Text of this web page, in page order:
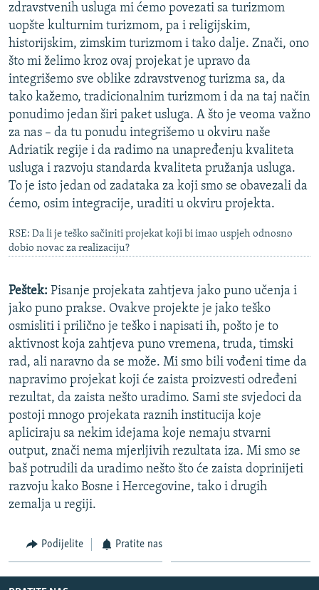
zdravstvenih usluga mi ćemo povezati sa turizmom
uopšte kulturnim turizmom, pa i religijskim,
historijskim, zimskim turizmom i tako dalje. Znači, ono
što mi želimo kroz ovaj projekat je upravo da
integrišemo sve oblike zdravstvenog turizma sa, da
tako kažemo, tradicionalnim turizmom i da na taj način
ponudimo jedan širi paket usluga. A što je veoma važno
za nas – da tu ponudu integrišemo u okviru naše
Adriatik regije i da radimo na unapređenju kvaliteta
usluga i razvoju standarda kvaliteta pružanja usluga.
To je isto jedan od zadataka za koji smo se obavezali da
ćemo, osim integracije, uraditi u okviru projekta.
RSE: Da li je teško sačiniti projekat koji bi imao uspjeh odnosno
dobio novac za realizaciju?
Peštek: Pisanje projekata zahtjeva jako puno učenja i
jako puno prakse. Ovakve projekte je jako teško
osmisliti i prilično je teško i napisati ih, pošto je to
aktivnost koja zahtjeva puno vremena, truda, timski
rad, ali naravno da se može. Mi smo bili vođeni time da
napravimo projekat koji će zaista proizvesti određeni
rezultat, da zaista nešto uradimo. Sami ste svjedoci da
postoji mnogo projekata raznih institucija koje
apliciraju sa nekim idejama koje nemaju stvarni
output, znači nema mjerljivih rezultata iza. Mi smo se
baš potrudili da uradimo nešto što će zaista doprinijeti
razvoju kako Bosne i Hercegovine, tako i drugih
zemalja u regiji.
Podijelite Pratite nas